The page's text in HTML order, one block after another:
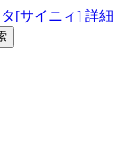
[サイニィ] 詳細